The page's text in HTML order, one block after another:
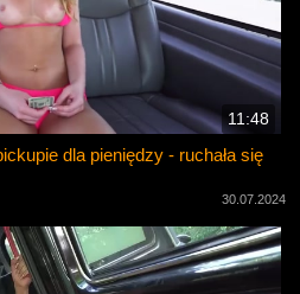
11:48
dla pieniędzy - ruchała się
30.07.2024